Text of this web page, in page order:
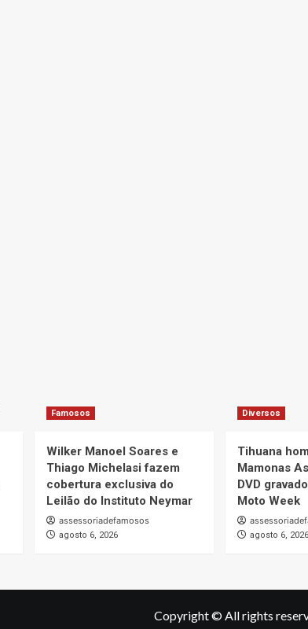
Famosos
Wilker Manoel Soares e
Thiago Michelasi fazem
cobertura exclusiva do
Leilão do Instituto Neymar
assessoriadefamosos
agosto 6, 2026
Diversos
Tihuana
Mamonas
DVD
Moto Week
agosto 6, 2026
Copyright © All rights